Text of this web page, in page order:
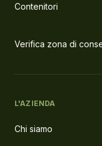
Contenitori
Verifica zona di
L'AZIENDA
Chi siamo